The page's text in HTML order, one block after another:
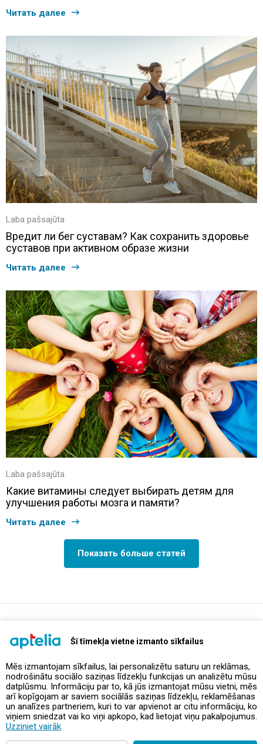
Šī tīmekļa vietne izmanto sīkfailus
Mēs izmantojam sīkfailus, lai personalizētu saturu un reklāmas,
nodrošinātu sociālo saziņas līdzekļu funkcijas un analizētu mūsu
datplūsmu. Informāciju par to, kā jūs izmantojat mūsu vietni, mēs
arī kopīgojam ar saviem sociālās saziņas līdzekļu, reklamēšanas
un analīzes partneriem, kuri to var apvienot ar citu informāciju, ko
viņiem sniedzat vai ko viņi apkopo, kad lietojat viņu pakalpojumus.
Uzziniet vairāk
Читать далее
Laba pašsajūta
Вредит ли бег суставам? Как сохранить здоровье
суставов при активном образе жизни
Читать далее
Laba pašsajūta
Какие витамины следует выбирать детям для
улучшения работы мозга и памяти?
Читать далее
Показать больше статей
Предложения и акции
Контакты